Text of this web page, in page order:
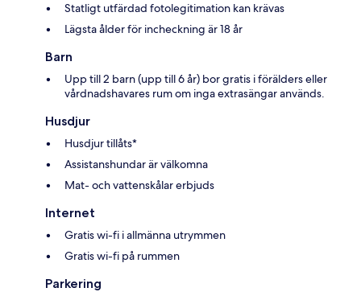
Statligt utfärdad fotolegitimation kan krävas
Lägsta ålder för incheckning är 18 år
Barn
Upp till 2 barn (upp till 6 år) bor gratis i förälders eller
vårdnadshavares rum om inga extrasängar används.
Husdjur
Husdjur tillåts*
Assistanshundar är välkomna
Mat- och vattenskålar erbjuds
Internet
Gratis wi-fi i allmänna utrymmen
Gratis wi-fi på rummen
Parkering